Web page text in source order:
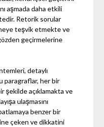
aşmada daha etkili
Retorik sorular
teşvik etmekte ve
geçirmelerine
detaylı
paragraflar, her bir
şekilde açıklamakta ve
ulaşmasını
benzer bir
çeken ve dikkatini